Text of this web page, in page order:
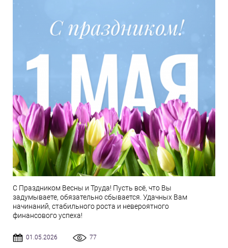
С Праздником Весны и Труда! Пусть всё, что Вы
задумываете, обязательно сбывается. Удачных Вам
начинаний, стабильного роста и невероятного
финансового успеха!
01.05.2026 77